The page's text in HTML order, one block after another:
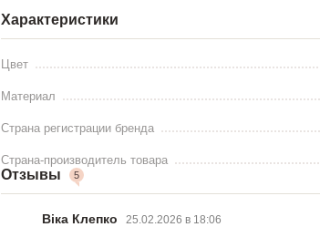
Характеристики
Цвет
Материал
Страна регистрации бренда
Страна-производитель товара
Отзывы 5
Віка Клепко 25.02.2026 в 18:06